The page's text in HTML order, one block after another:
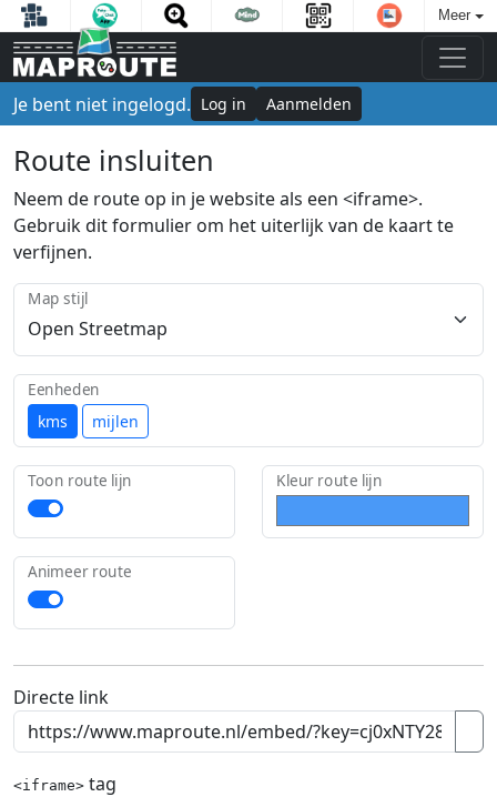
Meer
Je bent niet ingelogd. Log in Aanmelden
Route insluiten
Neem de route op in je website als een <iframe>.
Gebruik dit formulier om het uiterlijk van de kaart te
verfijnen.
Map stijl
kms mijlen
Eenheden
Toon route lijn Kleur route lijn
Animeer route
Directe link
<iframe> tag